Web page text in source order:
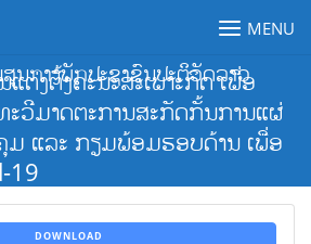
ນກາງພັກປະຊາຊົນປະຕິວັດລາວ
MENU
ຕ່ງຕັ້ງຄະນະສະເພາະກິດ ເພື່ອ
ະວີມາດຕະການສະກັດກັ້ນການແຜ່
ມ ແລະ ກຽມພ້ອມຮອບດ້ານ ເພື່ອ
19
DOWNLOAD